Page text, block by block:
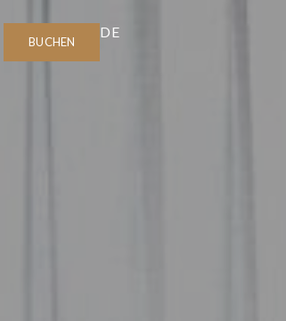
BUCHEN
DE